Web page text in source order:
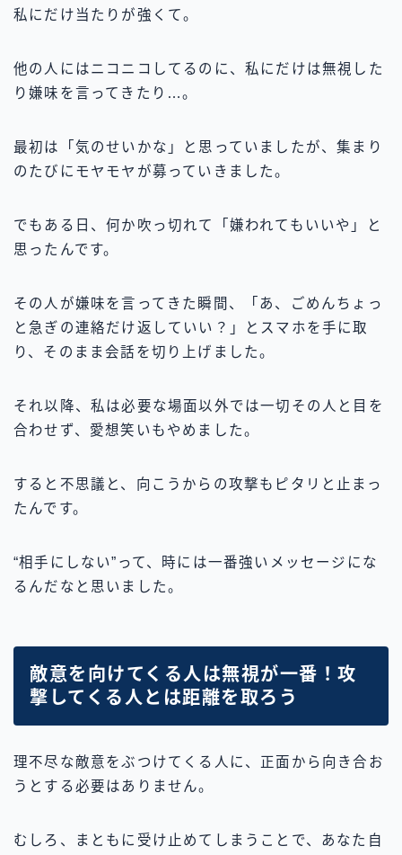
私にだけ当たりが強くて。
他の人にはニコニコしてるのに、私にだけは無視した
り嫌味を言ってきたり…。
最初は「気のせいかな」と思っていましたが、集まり
のたびにモヤモヤが募っていきました。
でもある日、何か吹っ切れて「嫌われてもいいや」と
思ったんです。
その人が嫌味を言ってきた瞬間、「あ、ごめんちょっ
と急ぎの連絡だけ返していい？」とスマホを手に取
り、そのまま会話を切り上げました。
それ以降、私は必要な場面以外では一切その人と目を
合わせず、愛想笑いもやめました。
すると不思議と、向こうからの攻撃もピタリと止まっ
たんです。
“相手にしない”って、時には一番強いメッセージにな
るんだなと思いました。
敵意を向けてくる人は無視が一番！攻
撃してくる人とは距離を取ろう
理不尽な敵意をぶつけてくる人に、正面から向き合お
うとする必要はありません。
むしろ、まともに受け止めてしまうことで、あなた自